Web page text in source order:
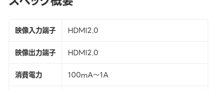
映像入力端子
HDMI2.0
映像出力端子
HDMI2.0
消費電力
100mA～1A